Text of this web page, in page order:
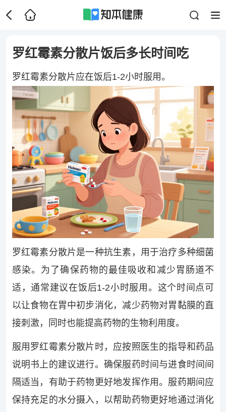
罗红霉素分散片饭后多长时间吃
罗红霉素分散片应在饭后1-2小时服用。
罗红霉素分散片是一种抗生素，用于治疗多种细菌
感染。为了确保药物的最佳吸收和减少胃肠道不
适，通常建议在饭后1-2小时服用。这个时间点可
以让食物在胃中初步消化，减少药物对胃黏膜的直
接刺激，同时也能提高药物的生物利用度。
服用罗红霉素分散片时，应按照医生的指导和药品
说明书上的建议进行。确保服药时间与进食时间间
隔适当，有助于药物更好地发挥作用。服药期间应
保持充足的水分摄入，以帮助药物更好地通过消化